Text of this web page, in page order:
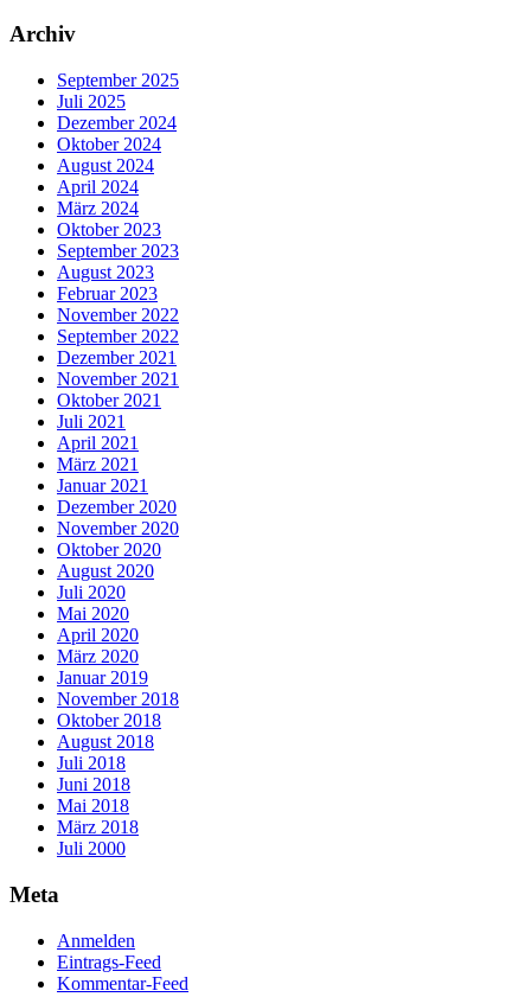
Archiv
September 2025
Juli 2025
Dezember 2024
Oktober 2024
August 2024
April 2024
März 2024
Oktober 2023
September 2023
August 2023
Februar 2023
November 2022
September 2022
Dezember 2021
November 2021
Oktober 2021
Juli 2021
April 2021
März 2021
Januar 2021
Dezember 2020
November 2020
Oktober 2020
August 2020
Juli 2020
Mai 2020
April 2020
März 2020
Januar 2019
November 2018
Oktober 2018
August 2018
Juli 2018
Juni 2018
Mai 2018
März 2018
Juli 2000
Meta
Anmelden
Eintrags-Feed
Kommentar-Feed